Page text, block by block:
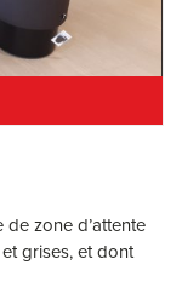
de zone d’attente
grises, et dont